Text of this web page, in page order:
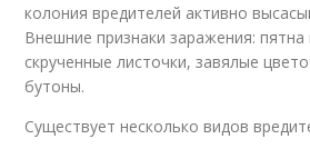
колония вредителей активно
Внешние признаки заражения: пятна
скрученные листочки, завялые
бутоны.
Существует несколько видов